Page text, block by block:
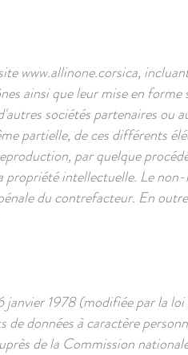
www.allinone.corsica,
ainsi que leur mise en
sociétés partenaires
partielle, de ces différents
par quelque
propriété intellectuelle. Le
du contrefacteur. En
1978 (modifiée par la
de données à caractère
de la Commission